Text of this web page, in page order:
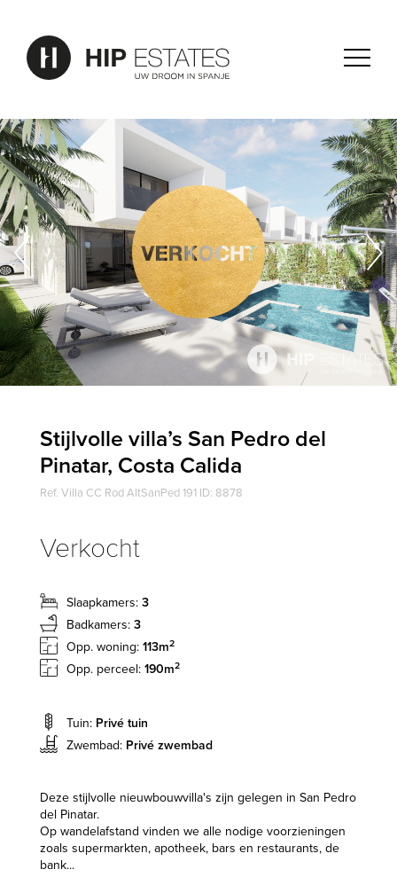
Stijlvolle villa’s San Pedro del
Pinatar, Costa Calida
Ref. Villa CC Rod AltSanPed 191 ID: 8878
Verkocht
Slaapkamers: 3
Badkamers: 3
Opp. woning: 113m2
Opp. perceel: 190m2
Tuin: Privé tuin
Zwembad: Privé zwembad
Deze stijlvolle nieuwbouwvilla's zijn gelegen in San Pedro
del Pinatar.
Op wandelafstand vinden we alle nodige voorzieningen
zoals supermarkten, apotheek, bars en restaurants, de
bank...